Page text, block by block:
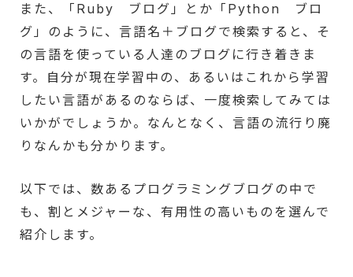
また、「Ruby ブログ」とか「Python ブロ
グ」のように、言語名＋ブログで検索すると、そ
の言語を使っている人達のブログに行き着きま
す。自分が現在学習中の、あるいはこれから学習
したい言語があるのならば、一度検索してみては
いかがでしょうか。なんとなく、言語の流行り廃
りなんかも分かります。
以下では、数あるプログラミングブログの中で
も、割とメジャーな、有用性の高いものを選んで
紹介します。